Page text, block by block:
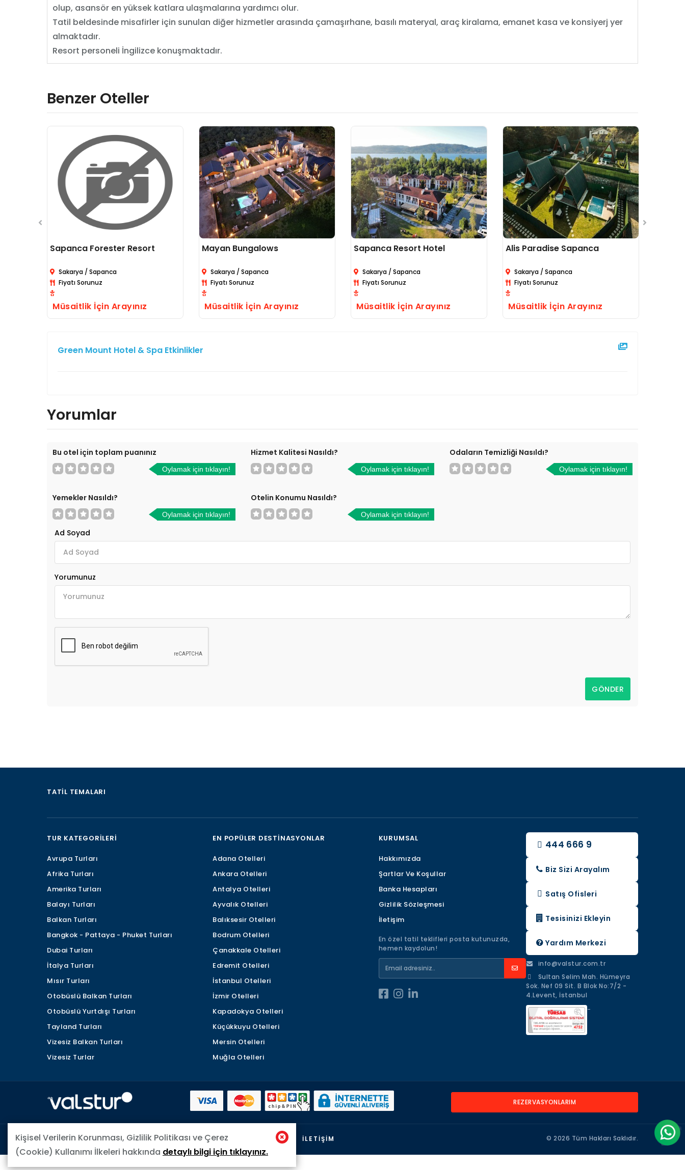
olup, asansör en yüksek katlara ulaşmalarına yardımcı olur.
Tatil beldesinde misafirler için sunulan diğer hizmetler arasında çamaşırhane, basılı materyal, araç kiralama, emanet kasa ve konsiyerj yer
almaktadır.
Resort personeli İngilizce konuşmaktadır.
Benzer Oteller
Sapanca Forester Resort
Sakarya / Sapanca
Fiyatı Sorunuz
Müsaitlik İçin Arayınız
Mayan Bungalows
Sakarya / Sapanca
Fiyatı Sorunuz
Müsaitlik İçin Arayınız
Sapanca Resort Hotel
Sakarya / Sapanca
Fiyatı Sorunuz
Müsaitlik İçin Arayınız
Alis Paradise Sapanca
Sakarya / Sapanca
Fiyatı Sorunuz
Müsaitlik İçin Arayınız
Green Mount Hotel & Spa Etkinlikler
Yorumlar
Bu otel için toplam puanınız
Oylamak için tıklayın!
Hizmet Kalitesi Nasıldı?
Oylamak için tıklayın!
Odaların Temizliği Nasıldı?
Oylamak için tıklayın!
Yemekler Nasıldı?
Oylamak için tıklayın!
Otelin Konumu Nasıldı?
Oylamak için tıklayın!
Ad Soyad
Yorumunuz
GÖNDER
TATIL TEMALARI
TUR KATEGORILERI
Avrupa Turları
Afrika Turları
Amerika Turları
Balayı Turları
Balkan Turları
Bangkok - Pattaya - Phuket Turları
Dubai Turları
İtalya Turları
Mısır Turları
Otobüslü Balkan Turları
Otobüslü Yurtdışı Turları
Tayland Turları
Vizesiz Balkan Turları
Vizesiz Turlar
EN POPÜLER DESTINASYONLAR
Adana Otelleri
Ankara Otelleri
Antalya Otelleri
Ayvalık Otelleri
Balıksesir Otelleri
Bodrum Otelleri
Çanakkale Otelleri
Edremit Otelleri
İstanbul Otelleri
İzmir Otelleri
Kapadokya Otelleri
Küçükkuyu Otelleri
Mersin Otelleri
Muğla Otelleri
KURUMSAL
Hakkımızda
Şartlar Ve Koşullar
Banka Hesapları
Gizlilik Sözleşmesi
İletişim
En özel tatil teklifleri posta kutunuzda,
hemen kaydolun!
444 666 9
Biz Sizi Arayalım
Satış Ofisleri
Tesisinizi Ekleyin
Yardım Merkezi
info@valstur.com.tr
Sultan Selim Mah. Hümeyra
Sok. Nef 09 Sit. B Blok No:7/2 -
4.Levent, İstanbul
-
REZERVASYONLARIM
HAKKIMIZDA ŞARTLAR VE KOŞULLAR GIZLILIK SÖZLEŞMESI İLETIŞIM © 2026 Tüm Hakları Saklıdır.
Kişisel Verilerin Korunması, Gizlilik Politikası ve Çerez
(Cookie) Kullanımı İlkeleri hakkında detaylı bilgi için tıklayınız.